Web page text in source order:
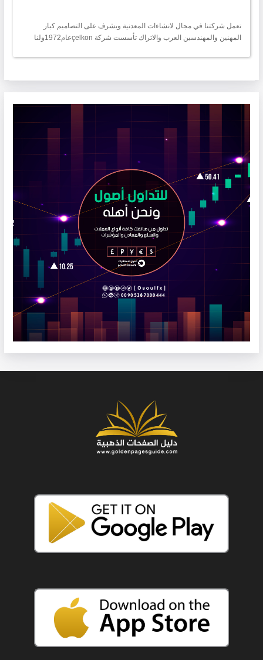
تعمل شركتنا في مجال لانشاءات المعدنية ويشرف على التصاميم كبار
المهنين والمهندسين العرب والاتراك تأسست شركة çelkonعام1972ولنا
كازخيستان 1500طن وعمان والجزائر وغيرهاونعلن عن جاهزيتنا لعمل لكافة